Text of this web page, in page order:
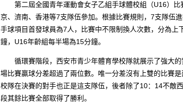
第二屆全國青年運動會女子乙組手球體校組（U16）比
京、濟南、香港等7支隊伍參加。根據比賽規則，7支隊伍
手球項目首發球員為7人，比賽中不限制換人次數，分為上
鐘，U16年齡組每半場為15分鐘。
循環賽階段，西安市青少年體育學校隊就展示了強大的
場比賽贏球分差超過了兩位數。唯一分差沒有上雙的比賽
校隊在決賽的對手也正是這支隊伍，後者除了10：14不敵
段其餘比賽全部取得了勝利。